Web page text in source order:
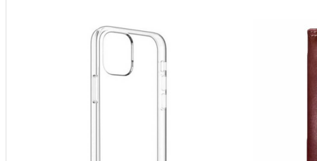
Siliconen
hoesje
voor
Apple